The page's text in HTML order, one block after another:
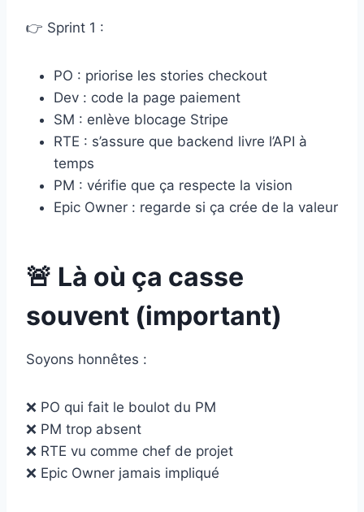
👉 Sprint 1 :
PO : priorise les stories checkout
Dev : code la page paiement
SM : enlève blocage Stripe
RTE : s’assure que backend livre l’API à
temps
PM : vérifie que ça respecte la vision
Epic Owner : regarde si ça crée de la valeur
🚨 Là où ça casse
souvent (important)
Soyons honnêtes :
❌ PO qui fait le boulot du PM
❌ PM trop absent
❌ RTE vu comme chef de projet
❌ Epic Owner jamais impliqué